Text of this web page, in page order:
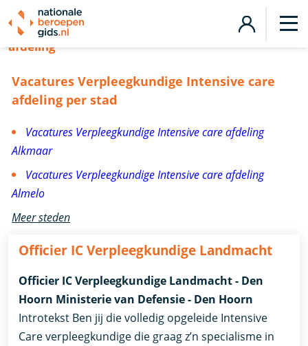
Vacatures Verpleegkundige Intensive care
afdeling
Vacatures Verpleegkundige Intensive care
afdeling per stad
Vacatures Verpleegkundige Intensive care afdeling
Alkmaar
Vacatures Verpleegkundige Intensive care afdeling
Almelo
Meer steden
Officier IC Verpleegkundige Landmacht
Officier IC Verpleegkundige Landmacht - Den
Hoorn Ministerie van Defensie - Den Hoorn
Introtekst Ben jij die volledig opgeleide Intensive
Care verpleegkundige die graag z’n specialisme in